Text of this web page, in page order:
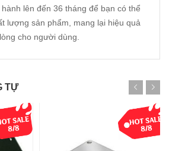
lên đến 36 tháng để bạn có thể
lượng sản phẩm, mang lại hiệu quả
cho người dùng.
TỰ